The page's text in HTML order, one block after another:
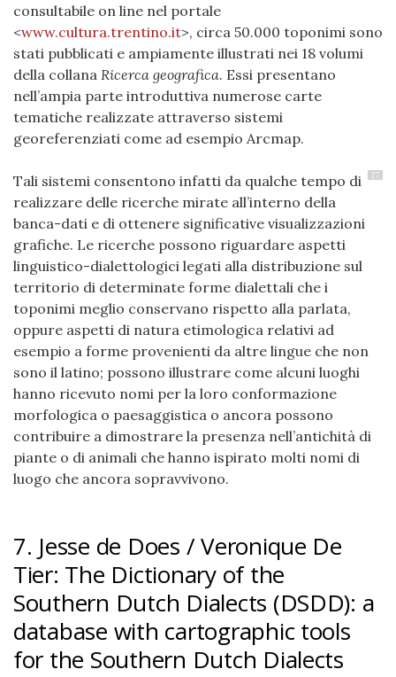
consultabile on line nel portale
<www.cultura.trentino.it>, circa 50.000 toponimi sono
stati pubblicati e ampiamente illustrati nei 18 volumi
della collana Ricerca geografica. Essi presentano
nell’ampia parte introduttiva numerose carte
tematiche realizzate attraverso sistemi
georeferenziati come ad esempio Arcmap.
27
Tali sistemi consentono infatti da qualche tempo di
realizzare delle ricerche mirate all’interno della
banca-dati e di ottenere significative visualizzazioni
grafiche. Le ricerche possono riguardare aspetti
linguistico-dialettologici legati alla distribuzione sul
territorio di determinate forme dialettali che i
toponimi meglio conservano rispetto alla parlata,
oppure aspetti di natura etimologica relativi ad
esempio a forme provenienti da altre lingue che non
sono il latino; possono illustrare come alcuni luoghi
hanno ricevuto nomi per la loro conformazione
morfologica o paesaggistica o ancora possono
contribuire a dimostrare la presenza nell’antichità di
piante o di animali che hanno ispirato molti nomi di
luogo che ancora sopravvivono.
7. Jesse de Does / Veronique De
Tier: The Dictionary of the
Southern Dutch Dialects (DSDD): a
database with cartographic tools
for the Southern Dutch Dialects